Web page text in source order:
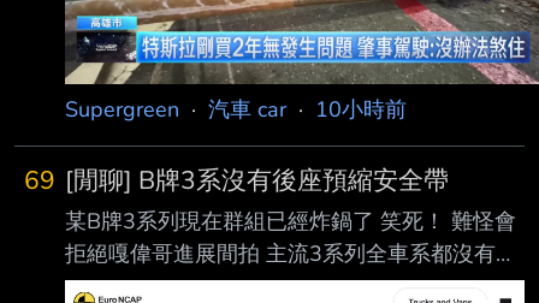
Supergreen · 汽車 car· 10小時前
69 [閒聊] B牌3系沒有後座預縮安全帶
某B牌3系列現在群組已經炸鍋了 笑死！ 難怪會
拒絕嘎偉哥進展間拍 主流3系列全車系都沒有後
座預縮安全帶 上禮拜喊的價天響的199萬旅行車